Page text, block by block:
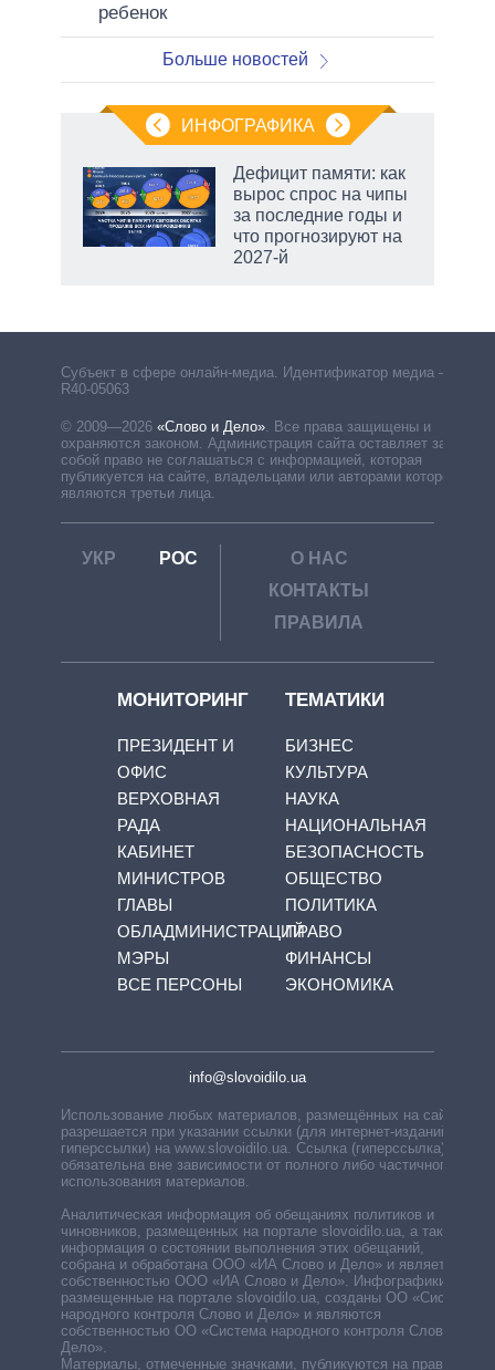
ребенок
Больше новостей
ИНФОГРАФИКА
Дефицит памяти: как
вырос спрос на чипы
за последние годы и
что прогнозируют на
2027-й
Субъект в сфере онлайн-медиа. Идентификатор медиа –
R40-05063
© 2009—2026 «Слово и Дело»
Все права защищены и
охраняются законом. Администрация сайта оставляет за
собой право не соглашаться с информацией, которая
публикуется на сайте, владельцами или авторами которой
являются третьи лица.
УКР РОС
О НАС
КОНТАКТЫ
ПРАВИЛА
МОНИТОРИНГ
ПРЕЗИДЕНТ И
ОФИС
ВЕРХОВНАЯ
РАДА
КАБИНЕТ
МИНИСТРОВ
ГЛАВЫ
ОБЛАДМИНИСТРАЦИЙ
МЭРЫ
ВСЕ ПЕРСОНЫ
ТЕМАТИКИ
БИЗНЕС
КУЛЬТУРА
НАУКА
НАЦИОНАЛЬНАЯ
БЕЗОПАСНОСТЬ
ОБЩЕСТВО
ПОЛИТИКА
ПРАВО
ФИНАНСЫ
ЭКОНОМИКА
info@slovoidilo.ua
Использование любых материалов, размещённых на сайте,
разрешается при указании ссылки (для интернет-изданий —
гиперссылки) на www.slovoidilo.ua. Ссылка (гиперссылка)
обязательна вне зависимости от полного либо частичного
использования материалов.
Аналитическая информация об обещаниях политиков и
чиновников, размещенных на портале slovoidilo.ua, а также
информация о состоянии выполнения этих обещаний,
собрана и обработана ООО «ИА Слово и Дело» и является
собственностью ООО «ИА Слово и Дело». Инфографики,
размещенные на портале slovoidilo.ua, созданы ОО «Система
народного контроля Слово и Дело» и являются
собственностью ОО «Система народного контроля Слово и
Дело».
Материалы, отмеченные значками, публикуются на правах